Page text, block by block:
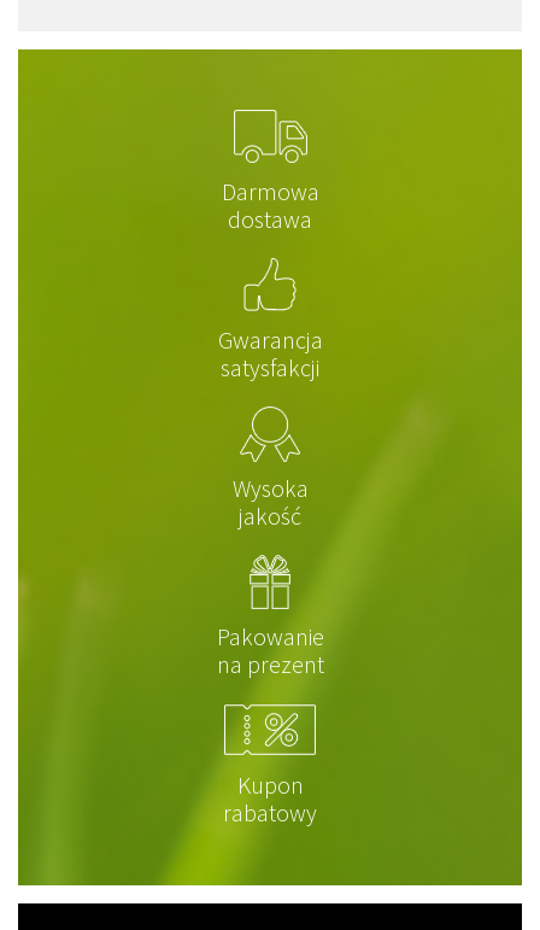
Darmowa
dostawa
Gwarancja
satysfakcji
Wysoka
jakość
Pakowanie
na prezent
Kupon
rabatowy